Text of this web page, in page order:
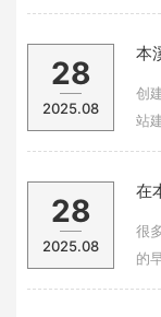
配
发
察
本
方法
28
2025.08
创
站
护
等
员
例
在
期
28
2025.08
很
的
计